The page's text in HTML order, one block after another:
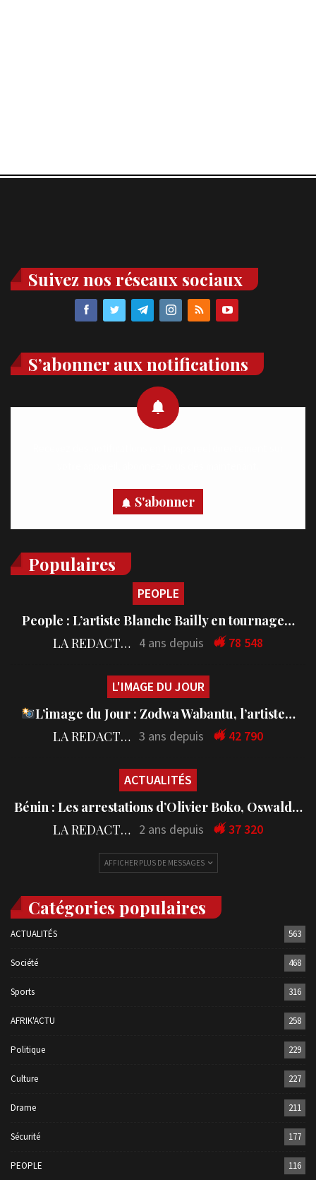
Suivez nos réseaux sociaux
S’abonner aux notifications
S'abonner
Populaires
PEOPLE
People : L’artiste Blanche Bailly en tournage…
LA REDACTION 4 ans depuis 78 548
L'IMAGE DU JOUR
L’image du Jour : Zodwa Wabantu, l’artiste…
LA REDACTION 3 ans depuis 42 790
ACTUALITÉS
Bénin : Les arrestations d’Olivier Boko, Oswald…
LA REDACTION 2 ans depuis 37 320
AFFICHER PLUS DE MESSAGES
Catégories populaires
ACTUALITÉS 563
Société 468
Sports 316
AFRIK'ACTU 258
Politique 229
Culture 227
Drame 211
Sécurité 177
PEOPLE 116